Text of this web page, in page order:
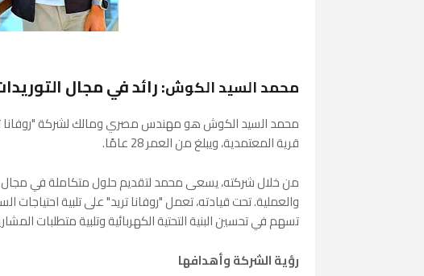
محمد السيد الكوش: رائد في مجال
محمد السيد الكوش هو مهندس مصري ومالك لشركة "روفانا
قرية المعتمدية، ويبلغ من العمر 28 عامًا.
من خلال شركته، يسعى محمد لتقديم حلول متكاملة في مجال
والعملية. تحت قيادته، تعمل "روفانا تريد" على تلبية
تسهم في تحسين البنية التحتية الكهربائية وتلبية متطلبات
رؤية الشركة وأهدافها